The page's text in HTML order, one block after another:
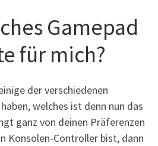
Gamepad
für mich?
der verschiedenen
welches ist denn nun das
ganz von deinen Präferenzen
Konsolen-Controller bist, dann